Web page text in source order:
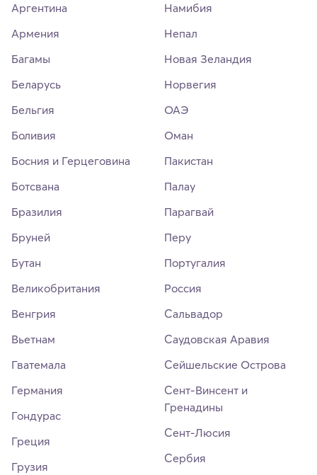
Аргентина
Армения
Багамы
Беларусь
Бельгия
Боливия
Босния и Герцеговина
Ботсвана
Бразилия
Бруней
Бутан
Великобритания
Венгрия
Вьетнам
Гватемала
Германия
Гондурас
Греция
Грузия
Намибия
Непал
Новая Зеландия
Норвегия
ОАЭ
Оман
Пакистан
Палау
Парагвай
Перу
Португалия
Россия
Сальвадор
Саудовская Аравия
Сейшельские Острова
Сент-Винсент и
Гренадины
Сент-Люсия
Сербия